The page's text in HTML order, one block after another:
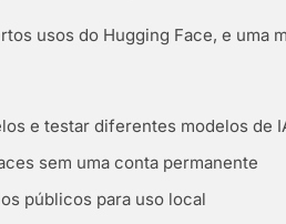
usos do Hugging Face, e uma
e testar diferentes modelos de
sem uma conta permanente
públicos para uso local